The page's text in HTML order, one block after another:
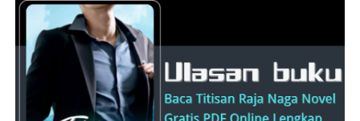
Keluar
Unduh Aplikasi